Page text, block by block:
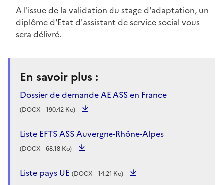
A l'issue de la validation du stage d'adaptation, un
diplôme d'Etat d'assistant de service social vous
sera délivré.
En savoir plus :
Dossier de demande AE ASS en France
(DOCX - 190.42 Ko)
Liste EFTS ASS Auvergne-Rhône-Alpes
(DOCX - 68.18 Ko)
Liste pays UE (DOCX - 14.21 Ko)